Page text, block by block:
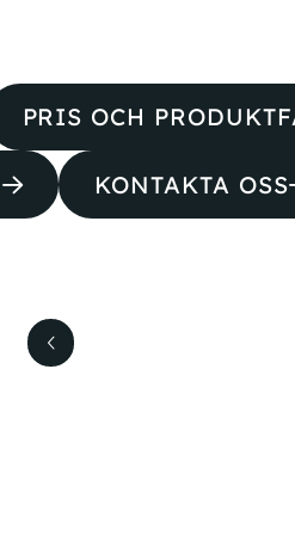
PRIS OCH
KONTAKTA OSS